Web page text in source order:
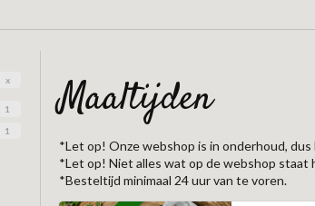
x
1
1
maaltijden
*Let op! Onze webshop is in onderhoud,
*Let op! Niet alles wat op de webshop staat
*Besteltijd minimaal 24 uur van te voren.